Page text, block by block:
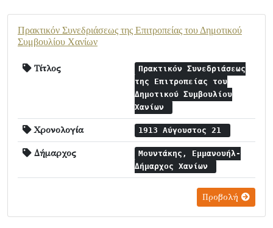
Πρακτικόν Συνεδριάσεως της Επιτροπείας του Δημοτικού
Συμβουλίου Χανίων
Τίτλος
Πρακτικόν Συνεδριάσεως
της Επιτροπείας του
Δημοτικού Συμβουλίου
Χανίων
Χρονολογία 1913 Αύγουστος 21
Δήμαρχος
Μουντάκης, Εμμανουήλ-
Δήμαρχος Χανίων
Προβολή